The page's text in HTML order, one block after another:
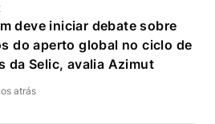
deve iniciar debate sobre
do aperto global no ciclo de
da Selic, avalia Azimut
atrás